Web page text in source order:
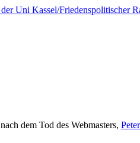
dem Tod des Webmasters,